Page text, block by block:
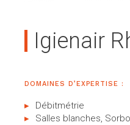
Igienair
DOMAINES D’EXPERTISE :
Débitmétrie
Salles blanches,